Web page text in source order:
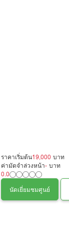
ราคาเริ่มต้น19,000 บาท
ค่ามัดจำล่วงหน้า- บาท
0.0
นัดเยี่ยมชมศูนย์